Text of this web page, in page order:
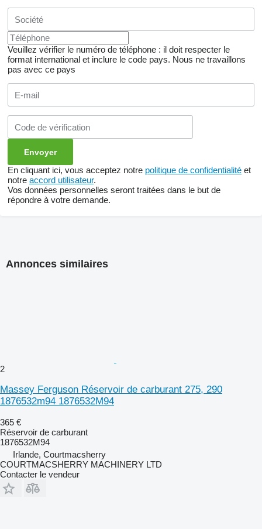
Veuillez vérifier le numéro de téléphone : il doit respecter le
format international et inclure le code pays. Nous ne travaillons
pas avec ce pays
En cliquant ici, vous acceptez notre politique de confidentialité et
notre accord utilisateur.
Vos données personnelles seront traitées dans le but de
répondre à votre demande.
Annonces similaires
2
Massey Ferguson Réservoir de carburant 275, 290
1876532m94 1876532M94
365 €
Réservoir de carburant
1876532M94
Irlande, Courtmacsherry
COURTMACSHERRY MACHINERY LTD
Contacter le vendeur